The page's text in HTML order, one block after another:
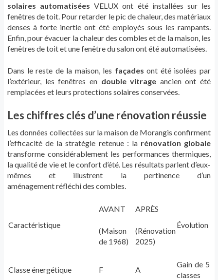
solaires automatisées VELUX ont été installées sur les
fenêtres de toit. Pour retarder le pic de chaleur,des matériaux
denses à forte inertie ont été employés sous les rampants.
Enfin, pourévacuer la chaleur des combles et de la maison, les
fenêtres de toitet une fenêtre du salonont été automatisées.
Dans le reste de la maison, les façades ont été isolées par
l’extérieur, les fenêtres en double vitrage ancien ont été
remplacées et leurs protections solaires conservées.
Les chiffres clés d’une rénovation réussie
Les données collectées sur la maison de Morangis confirment
l’efficacité de la stratégie retenue : la rénovation globale
transforme considérablement les performances thermiques,
la qualité de vie et le confort d’été. Les résultats parlent d’eux-
mêmes et illustrent la pertinence d’un
aménagementréfléchides combles.
Caractéristique
AVANT
(Maison
de 1968)
APRÈS
(Rénovation
2025)
Évolution
Classe énergétique F A
Gain de 5
classes